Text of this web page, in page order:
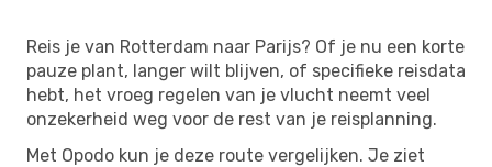
Reis je van Rotterdam naar Parijs? Of je nu een korte
pauze plant, langer wilt blijven, of specifieke reisdata
hebt, het vroeg regelen van je vlucht neemt veel
onzekerheid weg voor de rest van je reisplanning.
Met Opodo kun je deze route vergelijken. Je ziet